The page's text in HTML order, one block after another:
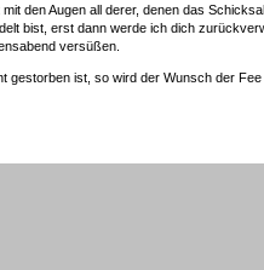
den Augen all derer, denen das
bist, erst dann werde ich dich
versüßen.
gestorben ist, so wird der Wunsch der